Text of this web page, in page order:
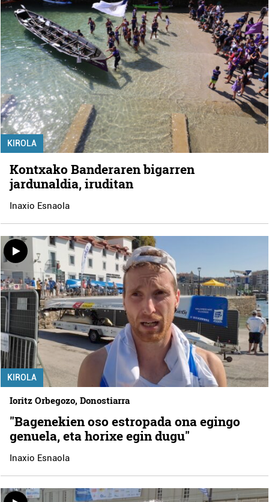
KIROLA
Kontxako Banderaren bigarren
jardunaldia, iruditan
Inaxio Esnaola
KIROLA
Ioritz Orbegozo, Donostiarra
"Bagenekien oso estropada ona egingo
genuela, eta horixe egin dugu"
Inaxio Esnaola